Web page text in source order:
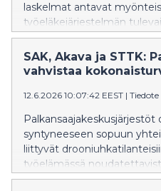
laskelmat antavat
työeläkejärjestelmän
Työeläkemaksujen
mutta parantuneet
mahdollisuuksia varautua
SAK, Akava ja STTK:
vahvistaa
12.6.2026 10:07:42 EEST | Tiedote
Palkansaajakeskusjärjestöt
syntyneeseen sopuun
liittyvät
työelämässä
vahvistetaan